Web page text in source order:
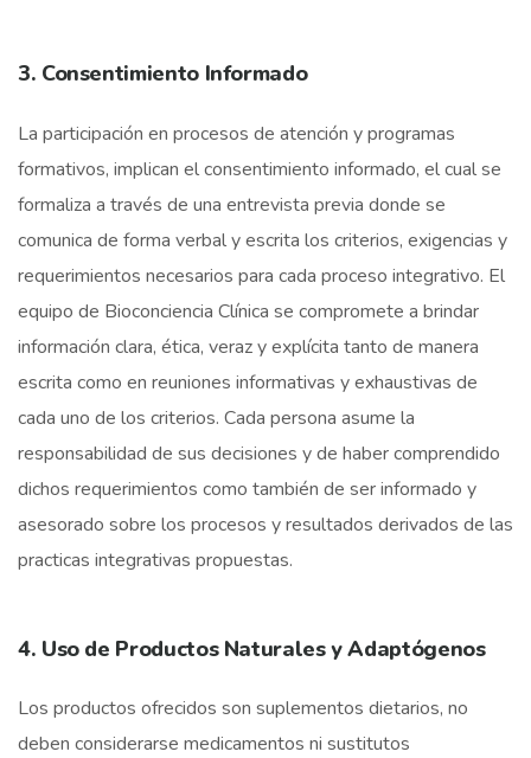
3. Consentimiento Informado
La participación en procesos de atención y programas
formativos, implican el consentimiento informado, el cual se
formaliza a través de una entrevista previa donde se
comunica de forma verbal y escrita los criterios, exigencias y
requerimientos necesarios para cada proceso integrativo. El
equipo de Bioconciencia Clínica se compromete a brindar
información clara, ética, veraz y explícita tanto de manera
escrita como en reuniones informativas y exhaustivas de
cada uno de los criterios. Cada persona asume la
responsabilidad de sus decisiones y de haber comprendido
dichos requerimientos como también de ser informado y
asesorado sobre los procesos y resultados derivados de las
practicas integrativas propuestas.
4. Uso de Productos Naturales y Adaptógenos
Los productos ofrecidos son suplementos dietarios, no
deben considerarse medicamentos ni sustitutos